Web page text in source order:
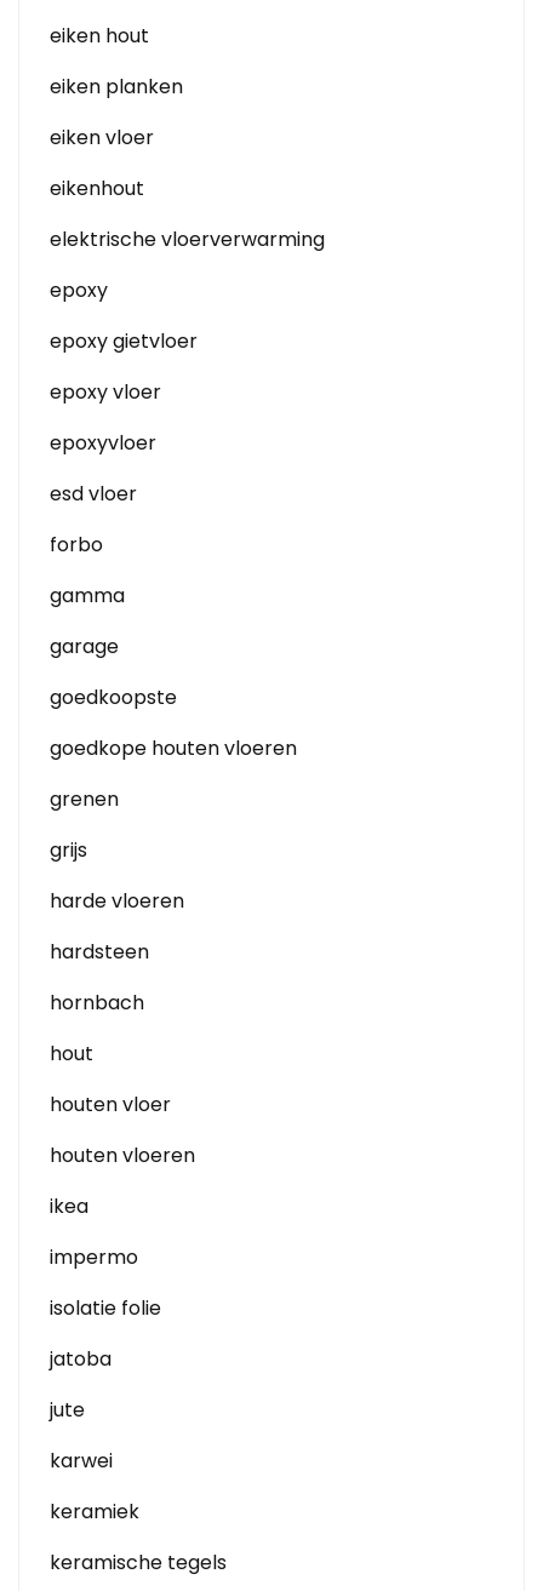
eiken hout
eiken planken
eiken vloer
eikenhout
elektrische vloerverwarming
epoxy
epoxy gietvloer
epoxy vloer
epoxyvloer
esd vloer
forbo
gamma
garage
goedkoopste
goedkope houten vloeren
grenen
grijs
harde vloeren
hardsteen
hornbach
hout
houten vloer
houten vloeren
ikea
impermo
isolatie folie
jatoba
jute
karwei
keramiek
keramische tegels